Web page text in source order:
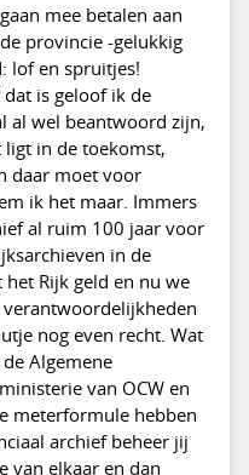
mee betalen aan
provincie -gelukkig
lof en spruitjes!
dat is geloof ik de
al wel beantwoord zijn,
in de toekomst,
daar moet voor
ik het maar. Immers
al ruim 100 jaar voor
in de
het Rijk geld en nu we
nog even recht. Wat
Algemene
van OCW en
meterformule hebben
archief beheer jij
van elkaar en dan